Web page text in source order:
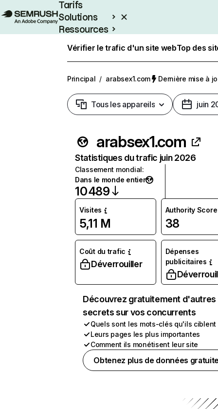
Tarifs
Solutions
Ressources
Vérifier le trafic d'un site webTop des
Principal / arabsex1.com Dernière mise à
Tous les appareils juin
arabsex1.com
Statistiques du trafic juin 2026
Classement mondial:
Dans le monde entier
10 489
Visites
5,11 M
Authority Score
38
Coût du trafic
Déverrouiller
Dépenses
publicitaires
Découvrez gratuitement d'autres
secrets sur vos concurrents
Quels sont les mots-clés qu'ils ciblent
Leurs pages les plus importantes
Comment ils monétisent leur site
Obtenez plus de données